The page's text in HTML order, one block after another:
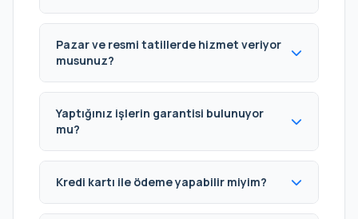
Pazar ve resmi tatillerde hizmet veriyor
musunuz?
Yaptığınız işlerin garantisi bulunuyor
mu?
Kredi kartı ile ödeme yapabilir miyim?